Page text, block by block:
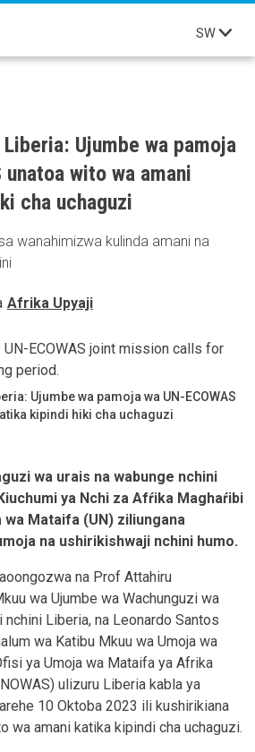
SW
Ujumbe wa pamoja
unatoa wito wa amani
cha uchaguzi
wanahimizwa kulinda amani na
Afrika Upyaji
Ujumbe wa pamoja wa UN-ECOWAS
kipindi hiki cha uchaguzi
wa urais na wabunge nchini
ya Nchi za Afŕika Maghaŕibi
wa Mataifa (UN) ziliungana
na ushirikishwaji nchini humo.
na Prof Attahiru
wa Ujumbe wa Wachunguzi wa
nchini Liberia, na Leonardo Santos
wa Katibu Mkuu wa Umoja wa
ya Umoja wa Mataifa ya Afrika
ulizuru Liberia kabla ya
10 Oktoba 2023 ili kushirikiana
wa amani katika kipindi cha uchaguzi.